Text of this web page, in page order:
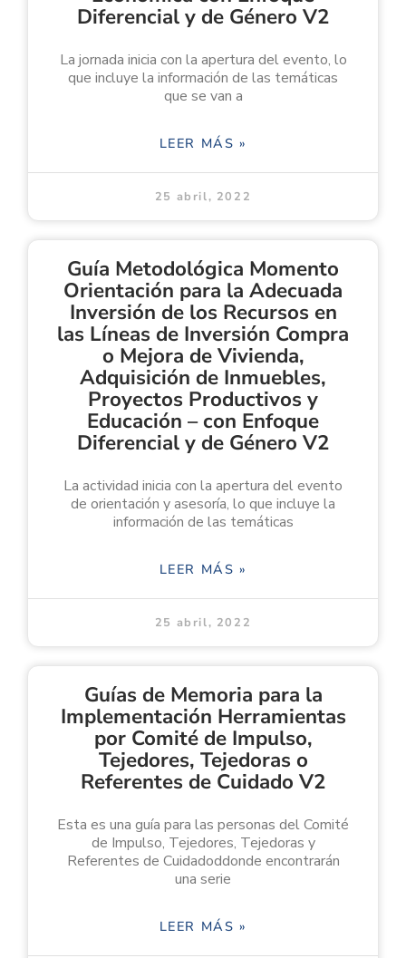
Diferencial y de Género V2
La jornada inicia con la apertura del evento, lo
que incluye la información de las temáticas
que se van a
LEER MÁS »
25 abril, 2022
Guía Metodológica Momento
Orientación para la Adecuada
Inversión de los Recursos en
las Líneas de Inversión Compra
o Mejora de Vivienda,
Adquisición de Inmuebles,
Proyectos Productivos y
Educación – con Enfoque
Diferencial y de Género V2
La actividad inicia con la apertura del evento
de orientación y asesoría, lo que incluye la
información de las temáticas
LEER MÁS »
25 abril, 2022
Guías de Memoria para la
Implementación Herramientas
por Comité de Impulso,
Tejedores, Tejedoras o
Referentes de Cuidado V2
Esta es una guía para las personas del Comité
de Impulso, Tejedores, Tejedoras y
Referentes de Cuidadoddonde encontrarán
una serie
LEER MÁS »